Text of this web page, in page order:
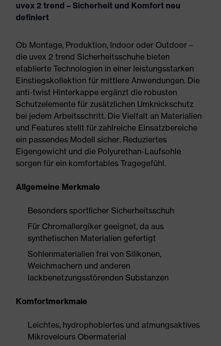
uvex 2 trend – Sicherheit und Komfort neu
definiert
Ob Montage, Produktion, Indoor oder Outdoor –
die uvex 2 trend Sicherheitsschuhe bieten
etablierte Technologien in einer leistungsstarken
Einstiegskollektion für mittlere Anwendungen. Die
anti-twist Hinterkappe ergänzt die robusten
Schutzelemente für zusätzlichen Umknickschutz
bei jedem Arbeitsschritt. Die Vielfalt an Materialien
und Features stellt für zahlreiche Einsatzbereiche
ein passendes Modell sicher. Reduziertes
Eigengewicht und die Polyurethan-Laufsohle
sorgen für ein komfortables Tragegefühl.
Allgemeine Merkmale
Besonders sportlicher Sicherheitsschuh
Für Chromallergiker geeignet, da aus
synthetischen Materialien gefertigt
Sohlenmaterialien frei von Silikonen,
Weichmachern und anderen
lackbenetzungsstörenden Substanzen
Komfortmerkmale
Leichtes, hydrophobiertes und atmungsaktives
Mikrovelours Obermaterial